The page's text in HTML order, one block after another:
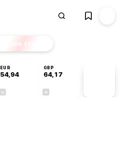
Finans EKSTRA
EUR
54,94
GBP
64,17